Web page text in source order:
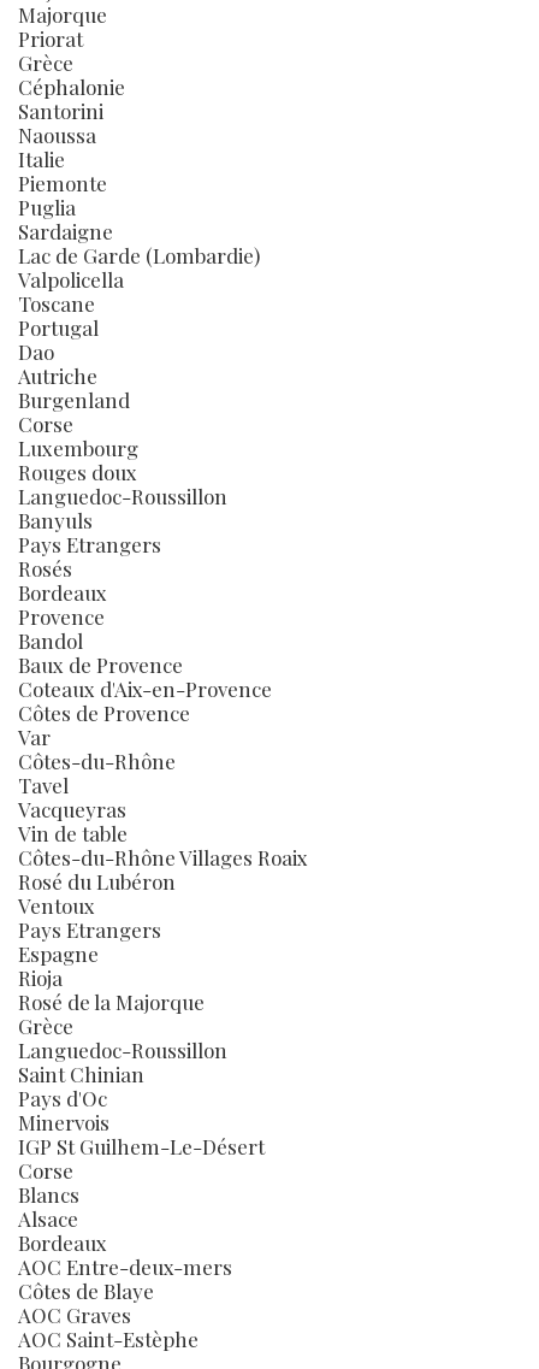
Majorque
Priorat
Grèce
Céphalonie
Santorini
Naoussa
Italie
Piemonte
Puglia
Sardaigne
Lac de Garde (Lombardie)
Valpolicella
Toscane
Portugal
Dao
Autriche
Burgenland
Corse
Luxembourg
Rouges doux
Languedoc-Roussillon
Banyuls
Pays Etrangers
Rosés
Bordeaux
Provence
Bandol
Baux de Provence
Coteaux d'Aix-en-Provence
Côtes de Provence
Var
Côtes-du-Rhône
Tavel
Vacqueyras
Vin de table
Côtes-du-Rhône Villages Roaix
Rosé du Lubéron
Ventoux
Pays Etrangers
Espagne
Rioja
Rosé de la Majorque
Grèce
Languedoc-Roussillon
Saint Chinian
Pays d'Oc
Minervois
IGP St Guilhem-Le-Désert
Corse
Blancs
Alsace
Bordeaux
AOC Entre-deux-mers
Côtes de Blaye
AOC Graves
AOC Saint-Estèphe
Bourgogne